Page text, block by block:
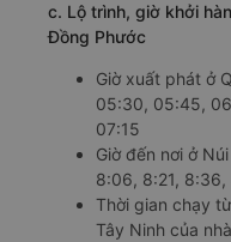
c. Lộ trình, giờ khởi
Đồng Phước
Giờ xuất phát ở
05:30, 05:45,
07:15
Giờ đến nơi ở
8:06, 8:21,
Thời gian chạy
Tây Ninh của